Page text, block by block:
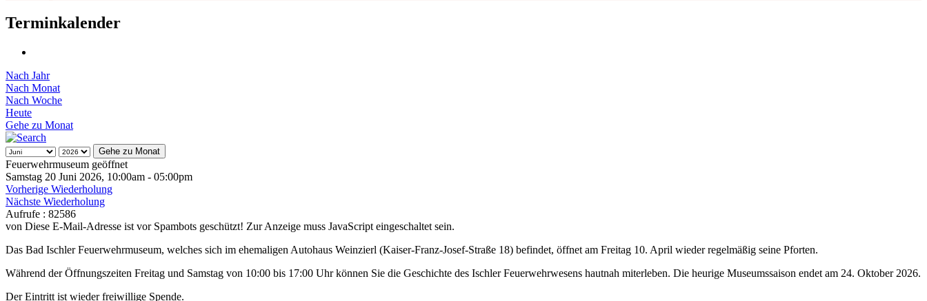
Terminkalender
Nach Jahr
Nach Monat
Nach Woche
Heute
Gehe zu Monat
Gehe zu Monat
Feuerwehrmuseum geöffnet
Samstag 20 Juni 2026, 10:00am - 05:00pm
Vorherige Wiederholung
Nächste Wiederholung
Aufrufe : 82586
von Diese E-Mail-Adresse ist vor Spambots geschützt! Zur Anzeige muss JavaScript eingeschaltet sein.
Das Bad Ischler Feuerwehrmuseum, welches sich im ehemaligen Autohaus Weinzierl (Kaiser-Franz-Josef-Straße 18) befindet, öffnet am Freitag 10. April wieder regelmäßig seine Pforten.
Während der Öffnungszeiten Freitag und Samstag von 10:00 bis 17:00 Uhr können Sie die Geschichte des Ischler Feuerwehrwesens hautnah miterleben. Die heurige Museumssaison endet am 24. Oktober 2026.
Der Eintritt ist wieder freiwillige Spende.